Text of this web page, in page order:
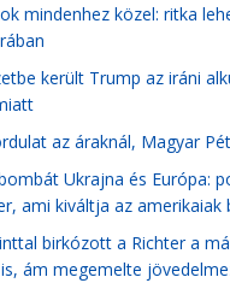
mindenhez közel: ritka
került Trump az iráni
az áraknál, Magyar
Ukrajna és Európa:
ami kiváltja az amerikaiak
birkózott a Richter a
ám megemelte